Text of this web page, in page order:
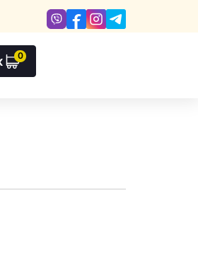
ViberFacebookInstagram
0